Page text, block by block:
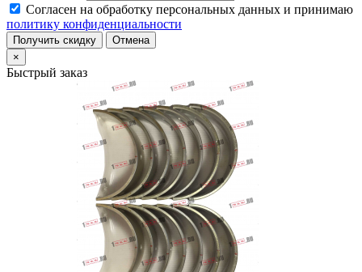
Согласен на обработку персональных данных и принимаю
политику конфиденциальности
Получить скидку
Отмена
×
Быстрый заказ